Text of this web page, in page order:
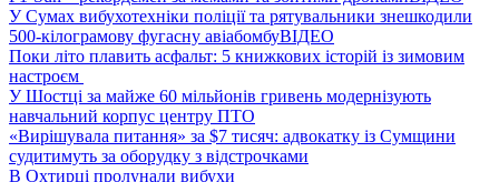
У Сумах вибухотехніки поліції та рятувальники знешкодили
500-кілограмову фугасну авіабомбуВІДЕО
Поки літо плавить асфальт: 5 книжкових історій із зимовим
настроєм
У Шостці за майже 60 мільйонів гривень модернізують
навчальний корпус центру ПТО
«Вирішувала питання» за $7 тисяч: адвокатку із Сумщини
судитимуть за оборудку з відстрочками
В Охтирці пролунали вибухи